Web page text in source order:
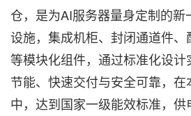
仓，是为AI服务器量身定制的新
设施，集成机柜、封闭通道件
等模块化组件，通过标准化设
节能、快速交付与安全可靠，
中，达到国家一级能效标准，